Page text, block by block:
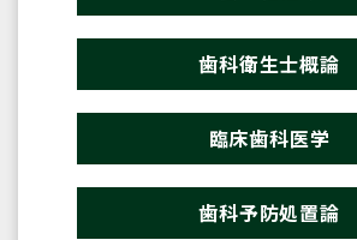
歯科衛生士概論
臨床歯科医学
歯科予防処置論